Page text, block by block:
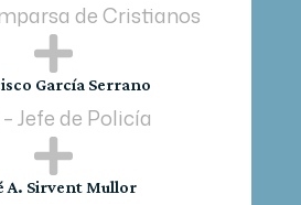
de Cristianos

García Serrano
Jefe de Policía

A. Sirvent Mullor